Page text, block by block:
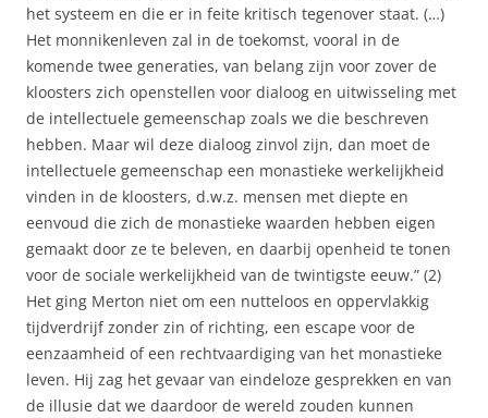
het systeem en die er in feite kritisch tegenover staat. (…)
Het monnikenleven zal in de toekomst, vooral in de
komende twee generaties, van belang zijn voor zover de
kloosters zich openstellen voor dialoog en uitwisseling met
de intellectuele gemeenschap zoals we die beschreven
hebben. Maar wil deze dialoog zinvol zijn, dan moet de
intellectuele gemeenschap een monastieke werkelijkheid
vinden in de kloosters, d.w.z. mensen met diepte en
eenvoud die zich de monastieke waarden hebben eigen
gemaakt door ze te beleven, en daarbij openheid te tonen
voor de sociale werkelijkheid van de twintigste eeuw.” (2)
Het ging Merton niet om een nutteloos en oppervlakkig
tijdverdrijf zonder zin of richting, een escape voor de
eenzaamheid of een rechtvaardiging van het monastieke
leven. Hij zag het gevaar van eindeloze gesprekken en van
de illusie dat we daardoor de wereld zouden kunnen